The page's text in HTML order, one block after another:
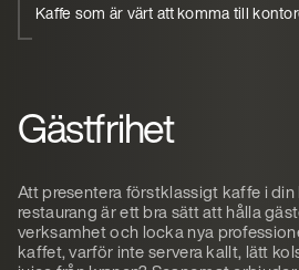
Kaffe som är värt att komma till
Gästfrihet
Att presentera förstklassigt kaffe i
restaurang är ett bra sätt att hålla
verksamhet och locka nya
kaffet, varför inte servera kallt, lätt